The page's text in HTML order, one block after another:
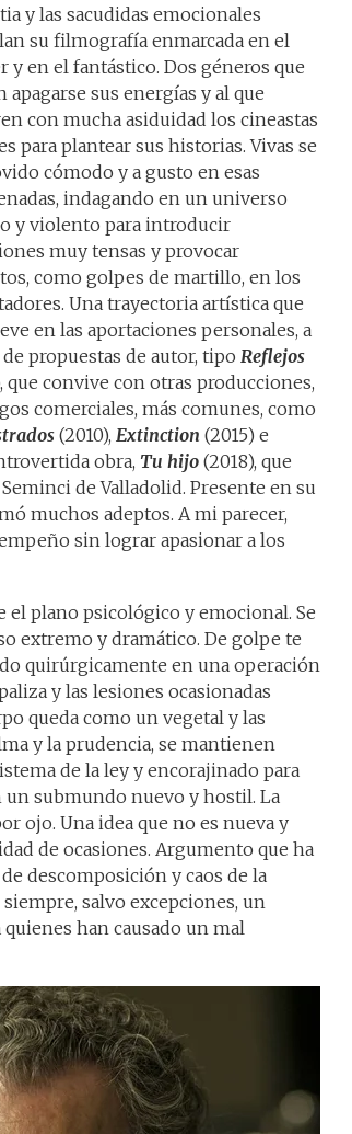
y las sacudidas emocionales
su filmografía enmarcada en el
y en el fantástico. Dos géneros que
apagarse sus energías y al que
con mucha asiduidad los cineastas
para plantear sus historias. Vivas se
cómodo y a gusto en esas
indagando en un universo
y violento para introducir
muy tensas y provocar
como golpes de martillo, en los
Una trayectoria artística que
en las aportaciones personales, a
propuestas de autor, tipo Reflejos
que convive con otras producciones,
comerciales, más comunes, como
(2010), Extinction (2015) e
obra, Tu hijo (2018), que
de Valladolid. Presente en su
muchos adeptos. A mi parecer,
sin lograr apasionar a los
plano psicológico y emocional. Se
extremo y dramático. De golpe te
quirúrgicamente en una operación
y las lesiones ocasionadas
queda como un vegetal y las
y la prudencia, se mantienen
de la ley y encorajinado para
un submundo nuevo y hostil. La
ojo. Una idea que no es nueva y
de ocasiones. Argumento que ha
descomposición y caos de la
salvo excepciones, un
han causado un mal